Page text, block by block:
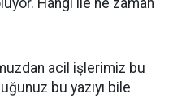
Hangi ile ne zaman
acil işlerimiz bu
bu yazıyı bile